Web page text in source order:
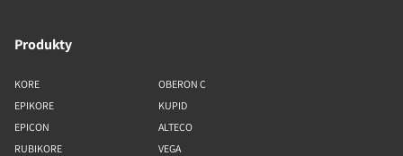
Produkty
KORE
EPIKORE
EPICON
RUBIKORE
OBERON C
KUPID
ALTECO
VEGA